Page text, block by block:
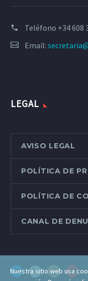
Teléfono +34 608
Email:
LEGAL
AVISO LEGAL
POLÍTICA DE
POLÍTICA DE
CANAL DE
Nuestra sitio web usa